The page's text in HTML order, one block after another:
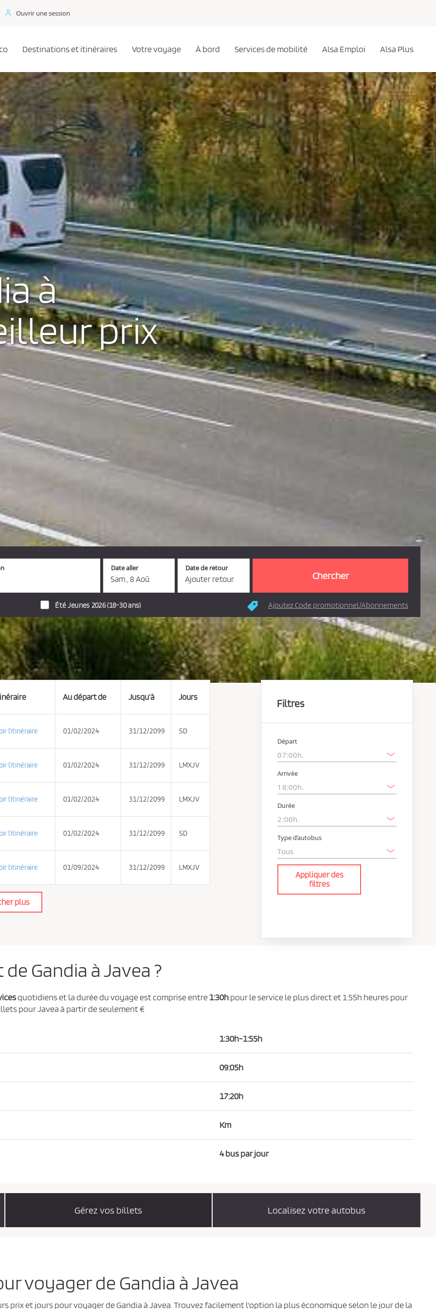
Ouvrir une session
Destinations et itinéraires Votre voyage À bord Services de mobilité Alsa Emploi Alsa Plus
à
prix
Date aller
Sam., 8 Aoû.
Date de retour
Ajouter retour
Été Jeunes 2026 (18-30 ans) Ajoutez Code promotionnel/Abonnements
Au départ de Jusqu’à Jours
l’itinéraire 01/02/2024 31/12/2099 SD
l’itinéraire 01/02/2024 31/12/2099 LMXJV
l’itinéraire 01/02/2024 31/12/2099 LMXJV
l’itinéraire 01/02/2024 31/12/2099 SD
l’itinéraire 01/09/2024 31/12/2099 LMXJV
plus
Filtres
Départ
Arrivée
Durée
Type d’autobus
Appliquer des
filtres
Gandia à Javea ?
quotidiens et la durée du voyage est comprise entre1:30hpour le service le plus direct et 1:55h heures pour
pour Javea à partir de seulement €
1:30h-1:55h
09:05h
17:20h
Km
4 bus par jour
Gérez vos billets Localisez votre autobus
voyager de Gandia à Javea
prix et jours pour voyager de Gandia à Javea. Trouvez facilement l'option la plus économique selon le jour de la